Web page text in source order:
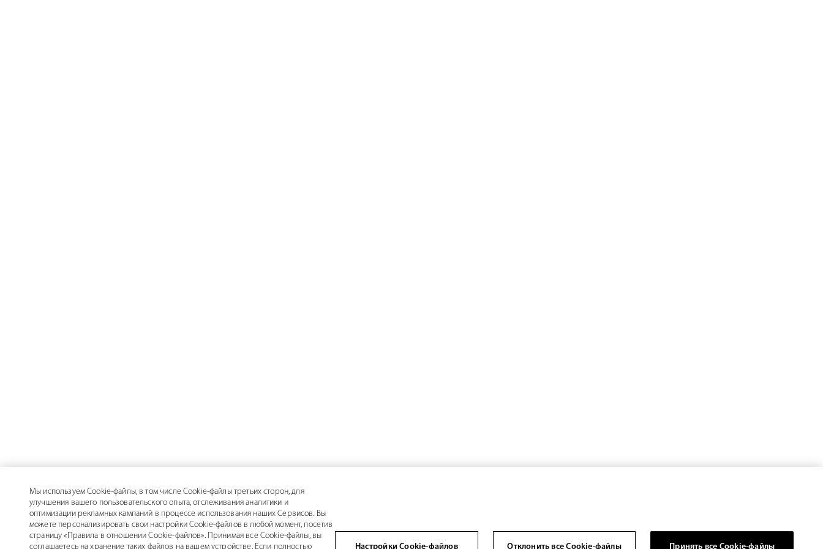
Мы используем Cookie-файлы, в том числе Cookie-файлы третьих сторон, для
улучшения вашего пользовательского опыта, отслеживания аналитики и
оптимизации рекламных кампаний в процессе использования наших Сервисов. Вы
можете персонализировать свои настройки Cookie-файлов в любой момент, посетив
страницу «Правила в отношении Cookie-файлов». Принимая все Cookie-файлы, вы
соглашаетесь на хранение таких файлов на вашем устройстве. Если полностью
Настройки Cookie-файлов Отклонить все Cookie-файлы Принять все Cookie-файлы